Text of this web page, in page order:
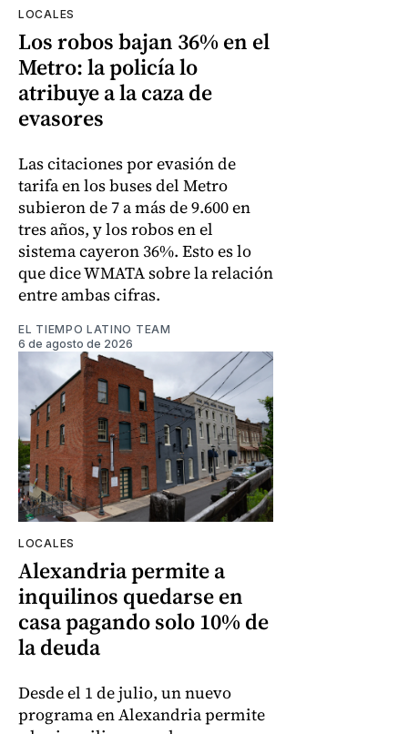
LOCALES
Los robos bajan 36% en el
Metro: la policía lo
atribuye a la caza de
evasores
Las citaciones por evasión de
tarifa en los buses del Metro
subieron de 7 a más de 9.600 en
tres años, y los robos en el
sistema cayeron 36%. Esto es lo
que dice WMATA sobre la relación
entre ambas cifras.
EL TIEMPO LATINO TEAM
6 de agosto de 2026
LOCALES
Alexandria permite a
inquilinos quedarse en
casa pagando solo 10% de
la deuda
Desde el 1 de julio, un nuevo
programa en Alexandria permite